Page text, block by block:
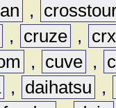
,
, cruze ,
crx
, cuve ,
, daihatsu
,